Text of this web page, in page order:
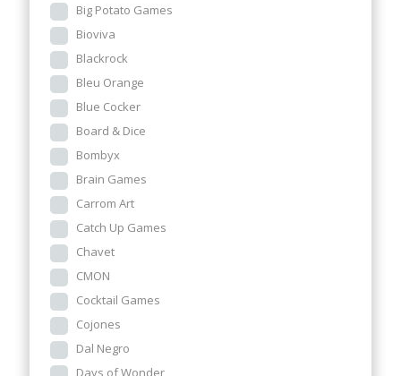
Big Potato Games
Bioviva
Blackrock
Bleu Orange
Blue Cocker
Board & Dice
Bombyx
Brain Games
Carrom Art
Catch Up Games
Chavet
CMON
Cocktail Games
Cojones
Dal Negro
Days of Wonder